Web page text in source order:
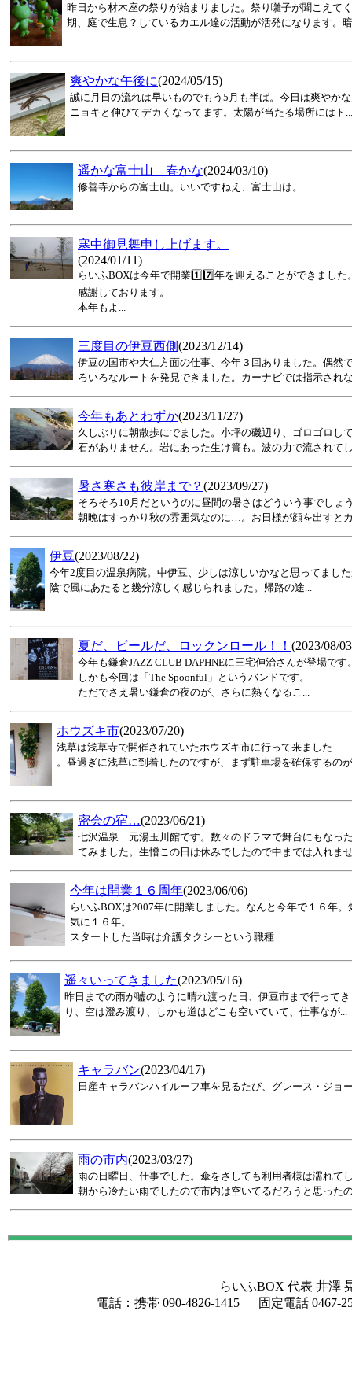
昨日から材木座の祭りが始まりました。祭り囃子が聞こえて
期、庭で生息？しているカエル達の活動が活発になります。
爽やかな午後に(2024/05/15)
誠に月日の流れは早いものでもう5月も半ば。今日は爽やか
ニョキと伸びてデカくなってます。太陽が当たる場所にはト...
遥かな富士山 春かな(2024/03/10)
修善寺からの富士山。いいですねえ、富士山は。
寒中御見舞申し上げます。
(2024/01/11)
らいふBOXは今年で開業1️⃣7️⃣年を迎えることができまし
感謝しております。
本年もよ...
三度目の伊豆西側(2023/12/14)
伊豆の国市や大仁方面の仕事、今年３回ありました。偶然
ろいろなルートを発見できました。カーナビでは指示され
今年もあとわずか(2023/11/27)
久しぶりに朝散歩にでました。小坪の磯辺り、ゴロゴロし
石がありません。岩にあった生け簀も。波の力で流されて
暑さ寒さも彼岸まで？ (2023/09/27)
そろそろ10月だというのに昼間の暑さはどういう事でしょ
朝晩はすっかり秋の雰囲気なのに…。お日様が顔を出すと
伊豆(2023/08/22)
今年2度目の温泉病院。中伊豆、少しは涼しいかなと思ってまし
陰で風にあたると幾分涼しく感じられました。帰路の途...
夏だ、ビールだ、ロックンロール！！ (2023/08/
今年も鎌倉JAZZ CLUB DAPHNEに三宅伸治さんが登場です
しかも今回は「The Spoonful」というバンドです。
ただでさえ暑い鎌倉の夜のが、さらに熱くなるこ...
ホウズキ市(2023/07/20)
浅草は浅草寺で開催されていたホウズキ市に行って来ました
。昼過ぎに浅草に到着したのですが、まず駐車場を確保するの
密会の宿…(2023/06/21)
七沢温泉 元湯玉川館です。数々のドラマで舞台にもなっ
てみました。生憎この日は休みでしたので中までは入れま
今年は開業１６周年(2023/06/06)
らいふBOXは2007年に開業しました。なんと今年で１６年
気に１６年。
スタートした当時は介護タクシーという職種...
遥々いってきました(2023/05/16)
昨日までの雨が嘘のように晴れ渡った日、伊豆市まで行って
り、空は澄み渡り、しかも道はどこも空いていて、仕事なが...
キャラバン(2023/04/17)
日産キャラバンハイルーフ車を見るたび、グレース・ジョ
雨の市内(2023/03/27)
雨の日曜日、仕事でした。傘をさしても利用者様は濡れて
朝から冷たい雨でしたので市内は空いてるだろうと思った
らいふBOX 代表 井澤
電話：携帯 090-4826-1415 固定電話 0467-